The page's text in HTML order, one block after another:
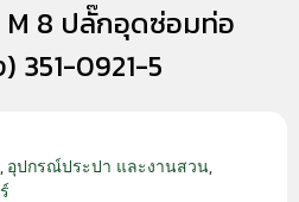
M 8 ปลั๊กอุดซ่อมท่อ
351-0921-5
, อุปกรณ์ประปา และงานสวน,